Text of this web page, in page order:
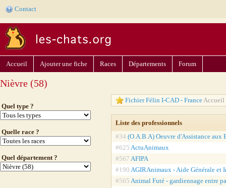
Contact
Accueil Ajouter une fiche Races Départements Forum
Nièvre (58)
Quel type ?
Quelle race ?
Quel département ?
Fichier Félin I-CAD - FranceAccueil
Liste des professionnels
#34 (O.A.B.A) Oeuvre d'Assistance aux
#625 ActuAnimaux
#567 AFIPA
#190 AGIRAnimaux - Aide Générale et
#565 Animal Futé - gardiennage entre